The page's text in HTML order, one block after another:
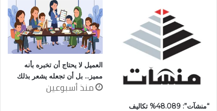
“منشآت”: 48.089% تكاليف
العميل لا يحتاج أن تخبره بأنه
مميز… بل أن تجعله يشعر بذلك
منذ أسبوعين